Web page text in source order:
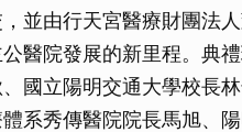
並由行天宮醫療財團法
公醫院發展的新里程。典
國立陽明交通大學校長
系秀傳醫院院長馬旭、